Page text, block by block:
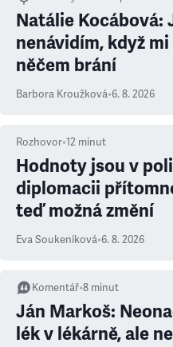
Natálie Kocábová:
nenávidím, když
něčem brání
Barbora Kroužková•6. 8. 2026
Rozhovor•12 minut
Hodnoty jsou v
diplomacii
teď možná změní
Eva Soukeníková•6. 8. 2026
Komentář•8 minut
Ján Markoš:
lék v lékárně, ale